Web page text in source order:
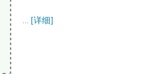
... [详细]